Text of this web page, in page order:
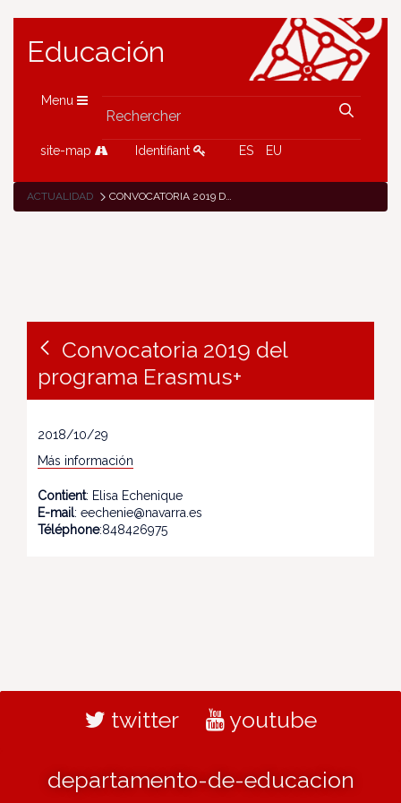
Educación
Menu
site-map Identifiant ES EU
ACTUALIDAD CONVOCATORIA 2019 DEL PROGRAMA ERASMUS+
Convocatoria 2019 del
programa Erasmus+
2018/10/29
Más información
Contient: Elisa Echenique
E-mail: eechenie@navarra.es
Téléphone:848426975
twitter youtube
departamento-de-educacion